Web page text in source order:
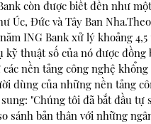
còn được biết đến như
Đức và Tây Ban
ING Bank xử lý khoảng
thuật số của nó được
nền tảng công nghệ khổng
dùng của những nền tảng
"Chúng tôi đã bắt đầu
sánh bản thân với những